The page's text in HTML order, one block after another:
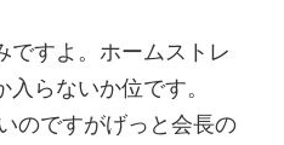
ですよ。ホームストレ
らないか位です。
のですがげっと会長の